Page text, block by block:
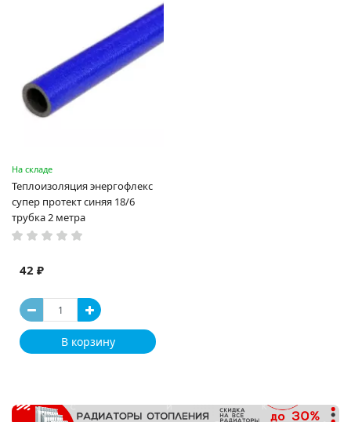
На складе
Теплоизоляция энергофлекс
супер протект синяя 18/6
трубка 2 метра
42 ₽
В корзину